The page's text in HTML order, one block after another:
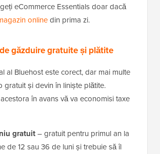
eCommerce Essentials doar dacă
onlinedin prima zi.
găzduire gratuite și plătite
al Bluehost este corect, dar mai multe
gratuit și devin în liniște plătite.
în avans vă va economisi taxe
gratuit– gratuit pentru primul an la
de 12 sau 36 de luni și trebuie să îl